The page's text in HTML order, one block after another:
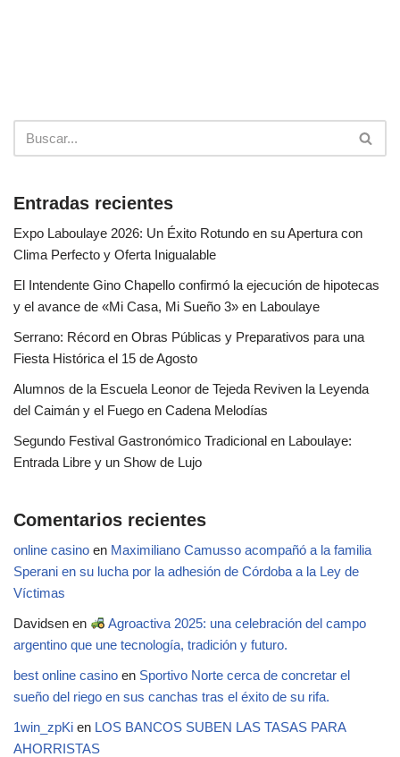
Entradas recientes
Expo Laboulaye 2026: Un Éxito Rotundo en su Apertura con
Clima Perfecto y Oferta Inigualable
El Intendente Gino Chapello confirmó la ejecución de hipotecas
y el avance de «Mi Casa, Mi Sueño 3» en Laboulaye
Serrano: Récord en Obras Públicas y Preparativos para una
Fiesta Histórica el 15 de Agosto
Alumnos de la Escuela Leonor de Tejeda Reviven la Leyenda
del Caimán y el Fuego en Cadena Melodías
Segundo Festival Gastronómico Tradicional en Laboulaye:
Entrada Libre y un Show de Lujo
Comentarios recientes
online casino en Maximiliano Camusso acompañó a la familia
Sperani en su lucha por la adhesión de Córdoba a la Ley de
Víctimas
Davidsen en
Agroactiva 2025: una celebración del campo
argentino que une tecnología, tradición y futuro.
best online casino en Sportivo Norte cerca de concretar el
sueño del riego en sus canchas tras el éxito de su rifa.
1win_zpKi en LOS BANCOS SUBEN LAS TASAS PARA
AHORRISTAS